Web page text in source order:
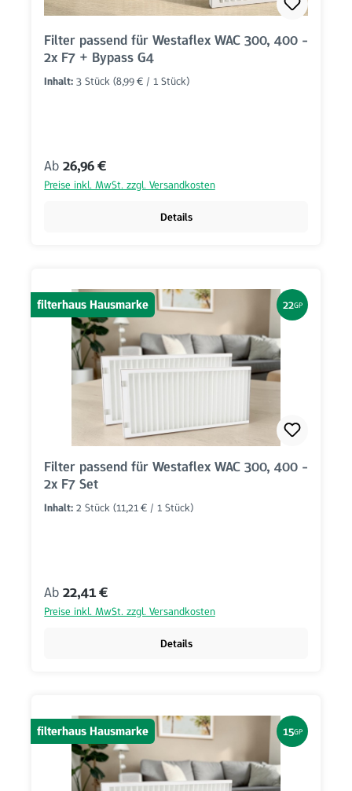
Filter passend für Westaflex WAC 300, 400 -
2x F7 + Bypass G4
Inhalt: 3 Stück (8,99 € / 1 Stück)
Regulärer Preis:
Ab 26,96 €
Preise inkl. MwSt. zzgl. Versandkosten
Details
filterhaus Hausmarke 22GP
Filter passend für Westaflex WAC 300, 400 -
2x F7 Set
Inhalt: 2 Stück (11,21 € / 1 Stück)
Regulärer Preis:
Ab 22,41 €
Preise inkl. MwSt. zzgl. Versandkosten
Details
filterhaus Hausmarke 15GP